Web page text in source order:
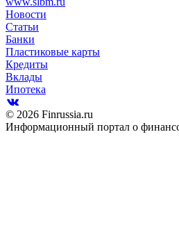
Новости
Статьи
Банки
Пластиковые карты
Кредиты
Вклады
Ипотека
© 2026 Finrussia.ru
Информационный портал о